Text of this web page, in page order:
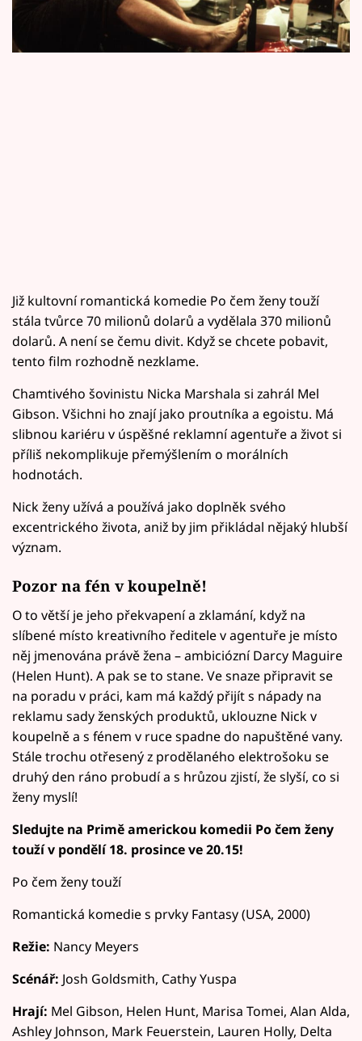
Sledujte prima+
ženy touží uvidíte v pondělí ve 20.15 na Primě.
Již kultovní romantická komedie Po čem ženy touží
stála tvůrce 70 milionů dolarů a vydělala 370 milionů
dolarů. A není se čemu divit. Když se chcete pobavit,
tento film rozhodně nezklame.
Chamtivého šovinistu Nicka Marshala si zahrál Mel
Gibson. Všichni ho znají jako proutníka a egoistu. Má
slibnou kariéru v úspěšné reklamní agentuře a život si
příliš nekomplikuje přemýšlením o morálních
hodnotách.
Nick ženy užívá a používá jako doplněk svého
excentrického života, aniž by jim přikládal nějaký hlubší
význam.
Pozor na fén v koupelně!
O to větší je jeho překvapení a zklamání, když na
slíbené místo kreativního ředitele v agentuře je místo
něj jmenována právě žena – ambiciózní Darcy Maguire
(Helen Hunt). A pak se to stane. Ve snaze připravit se
na poradu v práci, kam má každý přijít s nápady na
reklamu sady ženských produktů, uklouzne Nick v
koupelně a s fénem v ruce spadne do napuštěné vany.
Stále trochu otřesený z prodělaného elektrošoku se
druhý den ráno probudí a s hrůzou zjistí, že slyší, co si
ženy myslí!
Sledujte na Primě americkou komedii Po čem ženy
touží v pondělí 18. prosince ve 20.15!
Po čem ženy touží
Romantická komedie s prvky Fantasy (USA, 2000)
Režie: Nancy Meyers
Scénář: Josh Goldsmith, Cathy Yuspa
Hrají: Mel Gibson, Helen Hunt, Marisa Tomei, Alan Alda,
Ashley Johnson, Mark Feuerstein, Lauren Holly, Delta